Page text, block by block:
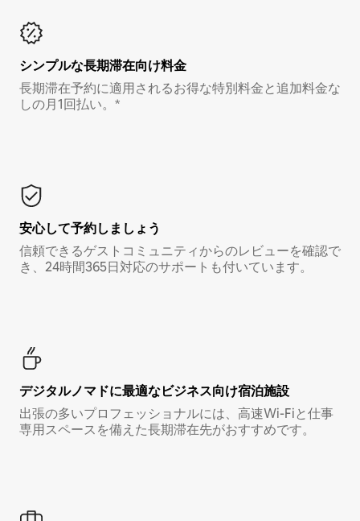
シンプルな長期滞在向け料金
長期滞在予約に適用されるお得な特別料金と追加料金な
しの月1回払い。*
安心して予約しましょう
信頼できるゲストコミュニティからのレビューを確認で
き、24時間365日対応のサポートも付いています。
デジタルノマド⁠に最⁠適⁠なビ⁠ジ⁠ネ⁠ス⁠向⁠け宿⁠泊⁠施⁠設
出張の多いプロフェッショナルには、高速Wi-Fiと仕事
専用スペースを備えた長期滞在先がおすすめです。